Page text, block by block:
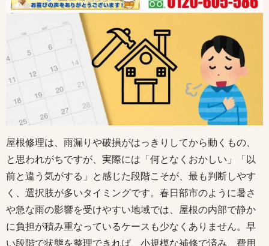
屋根修理は、雨漏りや破損がはっきりしてから動くもの、
と思われがちですが、実際には「何となくおかしい」「以
前と違う気がする」と感じた段階こそが、最も判断しやす
く、選択肢が多いタイミングです。春日部市のように暑さ
や急な雨の影響を受けやすい地域では、屋根の内部で静か
に負担が積み重なっているケースも少なくありません。早
い段階で状態を整理できれば、小規模な補修で済み、費用